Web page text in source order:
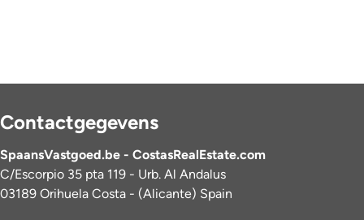
Contactgegevens
SpaansVastgoed.be - CostasRealEstate.com
C/Escorpio 35 pta 119 - Urb. Al Andalus
03189 Orihuela Costa - (Alicante) Spain